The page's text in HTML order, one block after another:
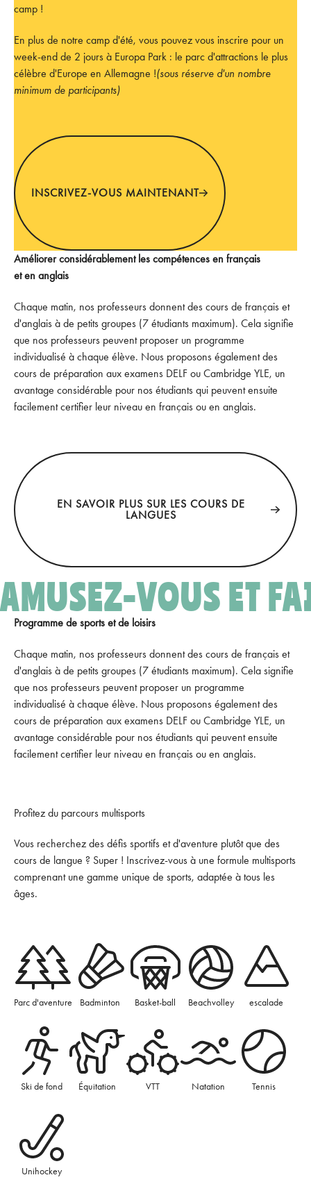
camp !
En plus de notre camp d'été, vous pouvez vous inscrire pour un
week-end de 2 jours à Europa Park : le parc d'attractions le plus
célèbre d'Europe en Allemagne !(sous réserve d'un nombre
minimum de participants)
INSCRIVEZ-VOUS MAINTENANT
INSCRIVEZ-VOUS MAINTENANT
Améliorer considérablement les compétences en français
et en anglais
Chaque matin, nos professeurs donnent des cours de français et
d'anglais à de petits groupes (7 étudiants maximum). Cela signifie
que nos professeurs peuvent proposer un programme
individualisé à chaque élève. Nous proposons également des
cours de préparation aux examens DELF ou Cambridge YLE, un
avantage considérable pour nos étudiants qui peuvent ensuite
facilement certifier leur niveau en français ou en anglais.
En savoir plus sur les cours de langues
EN SAVOIR PLUS SUR LES COURS DE
LANGUES
AMUSEZ-VOUS ET
Programme de sports et de loisirs
Chaque matin, nos professeurs donnent des cours de français et
d'anglais à de petits groupes (7 étudiants maximum). Cela signifie
que nos professeurs peuvent proposer un programme
individualisé à chaque élève. Nous proposons également des
cours de préparation aux examens DELF ou Cambridge YLE, un
avantage considérable pour nos étudiants qui peuvent ensuite
facilement certifier leur niveau en français ou en anglais.
Profitez du parcours multisports
Vous recherchez des défis sportifs et d'aventure plutôt que des
cours de langue ? Super ! Inscrivez-vous à une formule multisports
comprenant une gamme unique de sports, adaptée à tous les
âges.
Parc d'aventure Badminton Basket-ball Beachvolley escalade
Ski de fond Équitation VTT Natation Tennis
Unihockey